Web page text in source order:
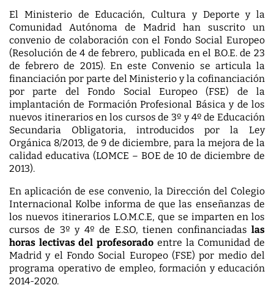
El Ministerio de Educación, Cultura y Deporte y la
Comunidad Autónoma de Madrid han suscrito un
convenio de colaboración con el Fondo Social Europeo
(Resolución de 4 de febrero, publicada en el B.O.E. de 23
de febrero de 2015). En este Convenio se articula la
financiación por parte del Ministerio y la cofinanciación
por parte del Fondo Social Europeo (FSE) de la
implantación de Formación Profesional Básica y de los
nuevos itinerarios en los cursos de 3º y 4º de Educación
Secundaria Obligatoria, introducidos por la Ley
Orgánica 8/2013, de 9 de diciembre, para la mejora de la
calidad educativa (LOMCE – BOE de 10 de diciembre de
2013).
En aplicación de ese convenio, la Dirección del Colegio
Internacional Kolbe informa de que las enseñanzas de
los nuevos itinerarios L.O.M.C.E, que se imparten en los
cursos de 3º y 4º de E.S.O, tienen confinanciadas las
horas lectivas del profesorado entre la Comunidad de
Madrid y el Fondo Social Europeo (FSE) por medio del
programa operativo de empleo, formación y educación
2014-2020.